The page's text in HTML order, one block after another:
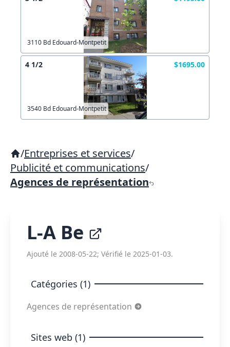
3110 Bd Edouard-Montpetit
4 1/2 $1695.00
3540 Bd Edouard-Montpetit
/Entreprises et services/
Publicité et communications/
Agences de représentation
L-A Be
Ajouté le 2008-05-22; Vérifié le 2025-01-03.
Catégories (1)
Agences de représentation
Sites web (1)